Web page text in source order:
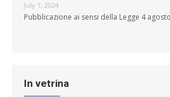
July 1, 2024
Pubblicazione ai sensi della Legge 4
In vetrina